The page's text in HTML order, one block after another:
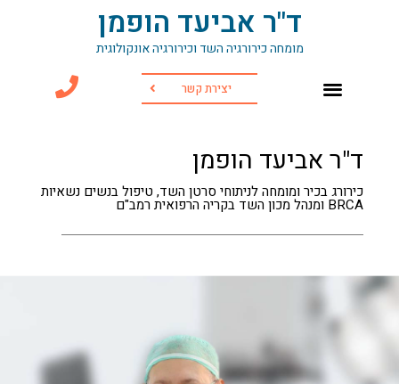
ד"ר אביעד הופמן
מומחה כירורגיה השד וכירורגיה אונקולוגית
יצירת קשר
ד"ר אביעד הופמן
כירורג בכיר ומומחה לניתוחי סרטן השד, טיפול בנשים נשאיות
BRCA ומנהל מכון השד בקריה הרפואית רמב"ם